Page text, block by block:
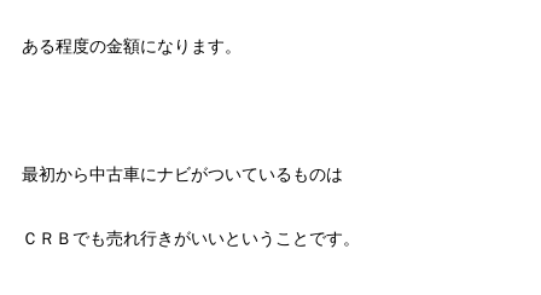
ある程度の金額になります。
最初から中古車にナビがついているものは
ＣＲＢでも売れ行きがいいということです。